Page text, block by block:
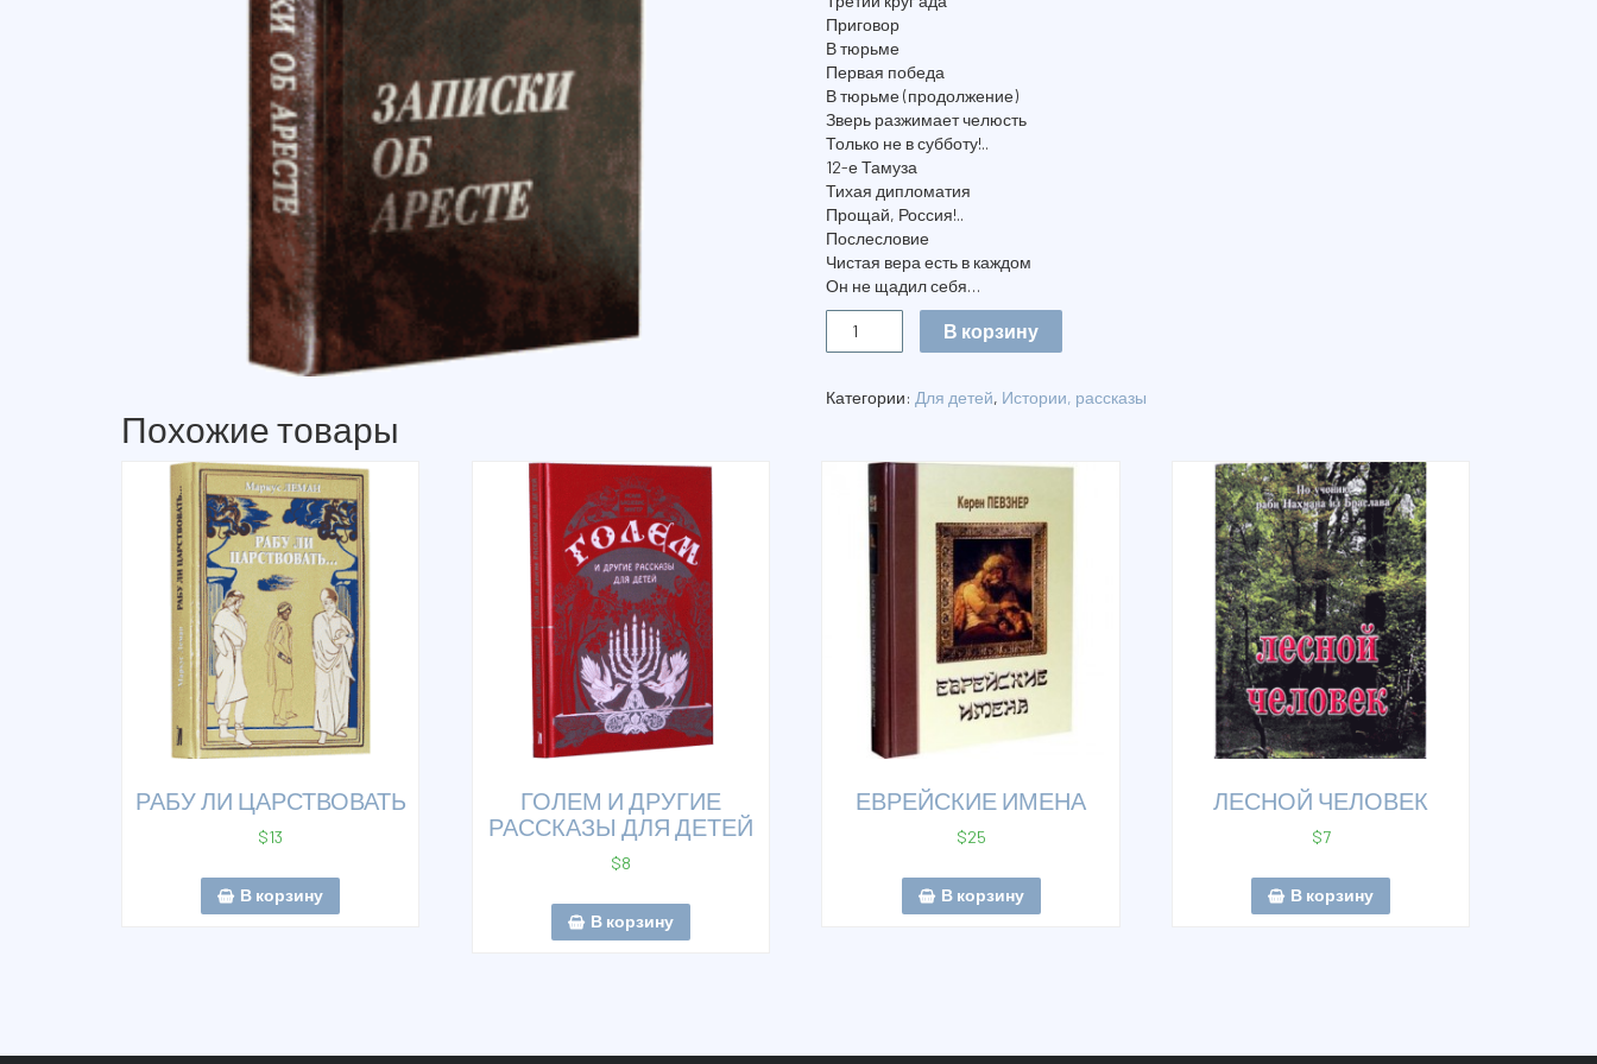
Приговор
В тюрьме
Первая победа
В тюрьме (продолжение)
Зверь разжимает челюсть
Только не в субботу!..
12-е Тамуза
Тихая дипломатия
Прощай, Россия!..
Послесловие
Чистая вера есть в каждом
Он не щадил себя…
ЗАПИСКИ
АРЕСТЕ
В корзину
Категории: Для детей, Истории, рассказы
Похожие товары
РАБУ ЛИ ЦАРСТВОВАТЬ
$13
В корзину
ГОЛЕМ И ДРУГИЕ
РАССКАЗЫ ДЛЯ ДЕТЕЙ
$8
В корзину
ЕВРЕЙСКИЕ ИМЕНА
$25
В корзину
ЛЕСНОЙ ЧЕЛОВЕК
$7
В корзину